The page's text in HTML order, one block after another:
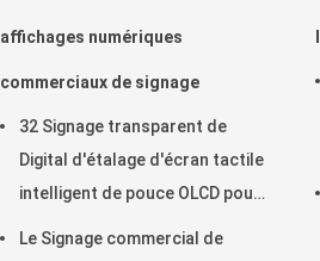
affichages numériques
commerciaux de signage
32 Signage transparent de
Digital d'étalage d'écran tactile
intelligent de pouce OLCD pour
Le Signage commercial de